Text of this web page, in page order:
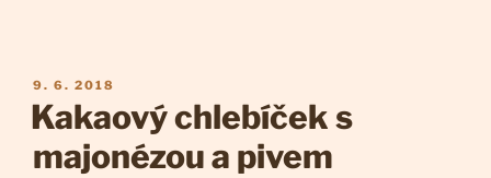
PUBLIKOVÁNO
9. 6. 2018
Kakaový chlebíček s
majonézou a pivem